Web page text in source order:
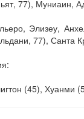
77), Муниаин,
Элизеу,
77), Санта
(45), Хуанми